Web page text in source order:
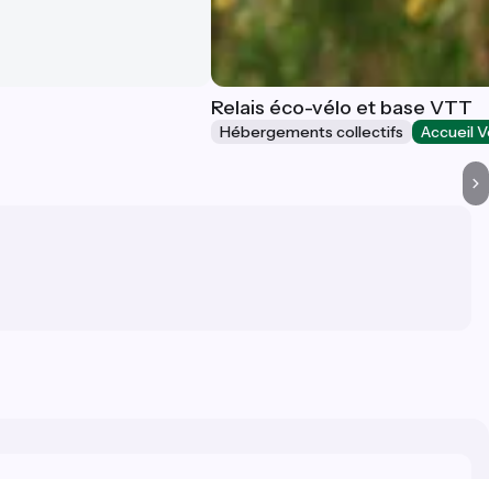
Relais éco-vélo et base VTT
Hébergements collectifs Accueil